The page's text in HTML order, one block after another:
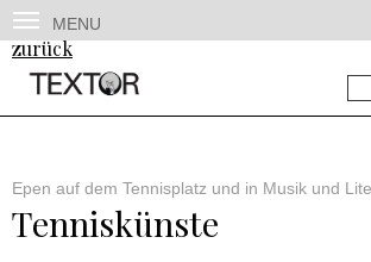
MENU
zurück
Epen auf dem Tennisplatz und in Musik und
Tenniskünste